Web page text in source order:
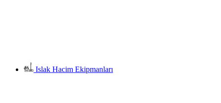
Islak Hacim Ekipmanları